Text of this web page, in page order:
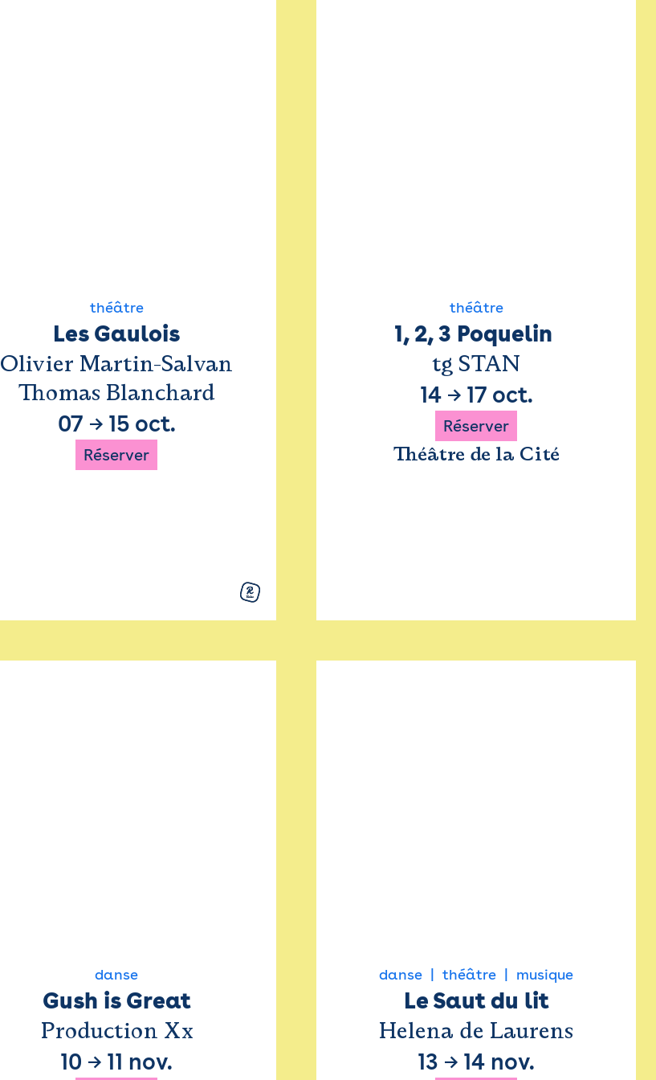
théâtre
Les Gaulois
Olivier Martin-Salvan
Thomas Blanchard
07 → 15 oct.
Réserver
théâtre
1, 2, 3 Poquelin
tg STAN
14→ 17 oct.
Réserver
Théâtre de la Cité
danse
Gush is Great
Production Xx
10 → 11 nov.
danse théâtre musique
Le Saut du lit
Helena de Laurens
13 → 14 nov.